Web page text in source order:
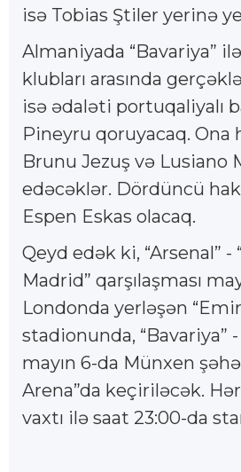
isə Tobias Ştiler yerinə
Almaniyada “Bavariya”
klubları arasında
isə ədaləti portuqaliyalı
Pineyru qoruyacaq. Ona
Brunu Jezuş və Lusiano
edəcəklər. Dördüncü
Espen Eskas olacaq.
Qeyd edək ki, “Arsenal” -
Madrid” qarşılaşması
Londonda yerləşən
stadionunda, “Bavariya”
mayın 6-da Münxen
Arena”da keçiriləcək.
vaxtı ilə saat 23:00-da